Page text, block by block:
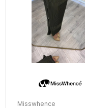
Misswhence